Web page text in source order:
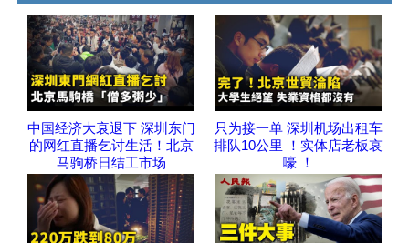
中国经济大衰退下 深圳东门
的网红直播乞讨生活！北京
马驹桥日结工市场
只为接一单 深圳机场出租车
排队10公里 ！实体店老板哀
嚎 ！